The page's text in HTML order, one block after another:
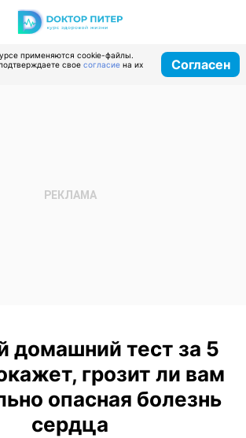
применяются cookie-файлы.
свое согласие на их
Согласен
домашний тест за 5
грозит ли вам
опасная болезнь
сердца